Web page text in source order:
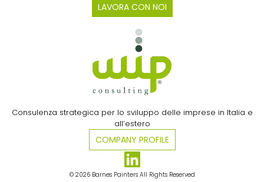
Consulenza strategica per lo sviluppo delle imprese in Italia e
all’estero​
COMPANY PROFILE
© 2026 Barnes Painters All Rights Reserved
LAVORA CON NOI